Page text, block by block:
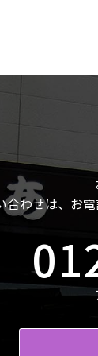
合わせは、お